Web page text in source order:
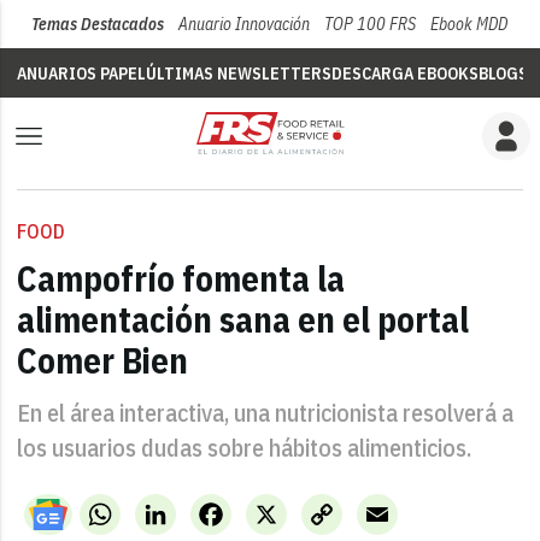
Temas Destacados Anuario Innovación TOP 100 FRS Ebook MDD
ANUARIOS PAPELÚLTIMAS NEWSLETTERSDESCARGA EBOOKSBLOGS
FOOD
Campofrío fomenta la
alimentación sana en el portal
Comer Bien
En el área interactiva, una nutricionista resolverá a
los usuarios dudas sobre hábitos alimenticios.
WhatsAppLinkedIn X
Facebook
Copy
Link
Email